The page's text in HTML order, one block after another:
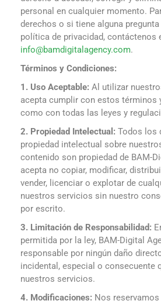
personal en cualquier momento.
derechos o si tiene alguna
política de privacidad, contáctenos
info@bamdigitalagency.com.
Términos y Condiciones:
1. Uso Aceptable: Al utilizar
acepta cumplir con estos términos
como con todas las leyes y
2. Propiedad Intelectual: Todos los
propiedad intelectual sobre
contenido son propiedad de BAM-
acepta no copiar, modificar,
vender, licenciar o explotar de
nuestros servicios sin nuestro
por escrito.
3. Limitación de Responsabilidad:
permitida por la ley, BAM-Digital
responsable por ningún daño
incidental, especial o consecuente
nuestros servicios.
4. Modificaciones: Nos